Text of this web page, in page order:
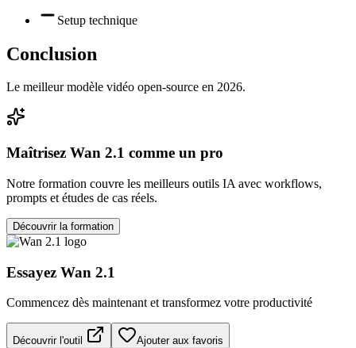
Setup technique
Conclusion
Le meilleur modèle vidéo open-source en 2026.
Maîtrisez Wan 2.1 comme un pro
Notre formation couvre les meilleurs outils IA avec workflows,
prompts et études de cas réels.
Découvrir la formation
Essayez Wan 2.1
Commencez dès maintenant et transformez votre productivité
Découvrir l'outil Ajouter aux favoris